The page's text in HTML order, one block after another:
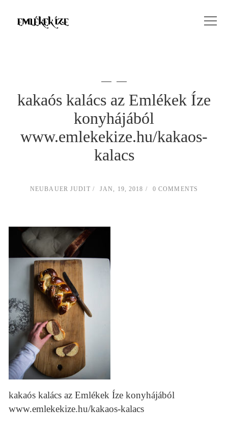
kakaós kalács az Emlékek Íze
konyhájából
www.emlekekize.hu/kakaos-
kalacs
NEUBAUER JUDIT JAN, 19, 2018 0 COMMENTS
kakaós kalács az Emlékek Íze konyhájából
www.emlekekize.hu/kakaos-kalacs